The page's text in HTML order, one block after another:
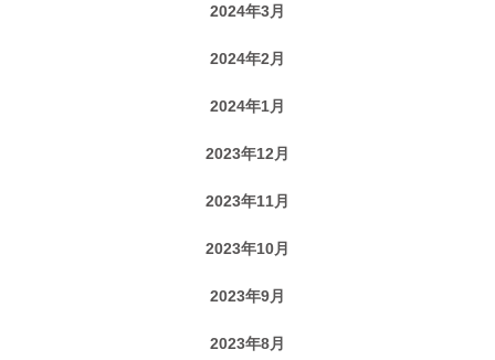
2024年3月
2024年2月
2024年1月
2023年12月
2023年11月
2023年10月
2023年9月
2023年8月